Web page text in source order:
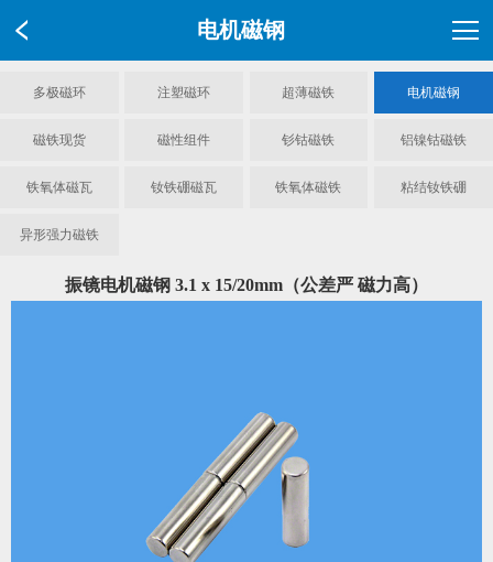
电机磁钢
多极磁环 注塑磁环 超薄磁铁 电机磁钢
磁铁现货 磁性组件 钐钴磁铁 铝镍钴磁铁
铁氧体磁瓦 钕铁硼磁瓦 铁氧体磁铁 粘结钕铁硼
异形强力磁铁
振镜电机磁钢 3.1 x 15/20mm（公差严 磁力高）